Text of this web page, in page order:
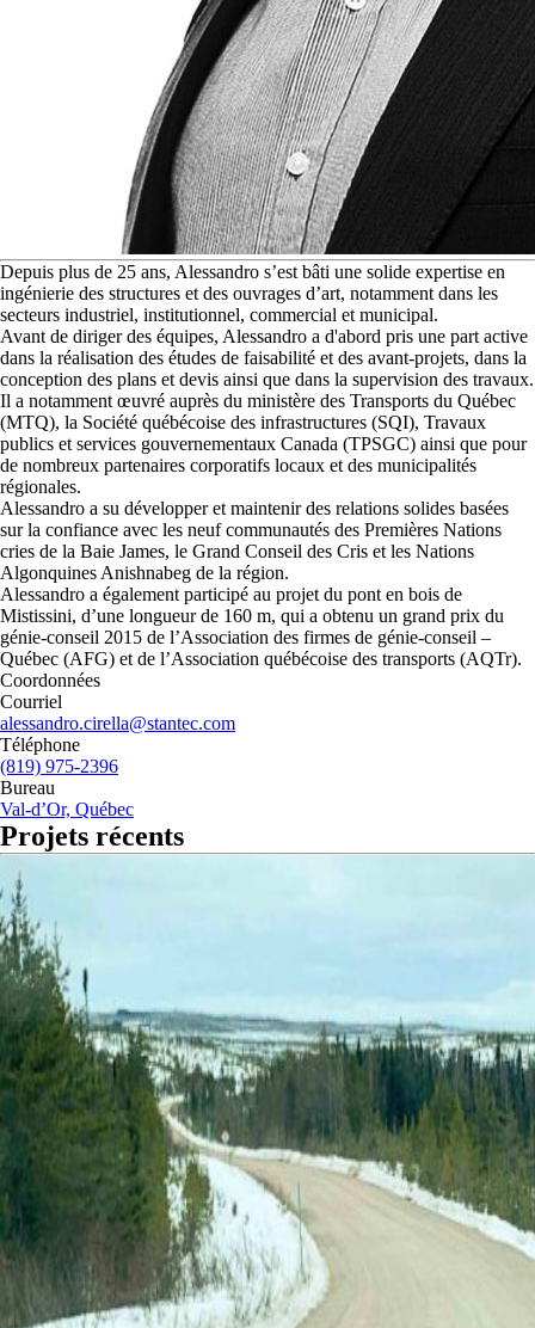
Depuis plus de 25 ans, Alessandro s’est bâti une solide expertise en
ingénierie des structures et des ouvrages d’art, notamment dans les
secteurs industriel, institutionnel, commercial et municipal.
Avant de diriger des équipes, Alessandro a d'abord pris une part active
dans la réalisation des études de faisabilité et des avant-projets, dans la
conception des plans et devis ainsi que dans la supervision des travaux.
Il a notamment œuvré auprès du ministère des Transports du Québec
(MTQ), la Société québécoise des infrastructures (SQI), Travaux
publics et services gouvernementaux Canada (TPSGC) ainsi que pour
de nombreux partenaires corporatifs locaux et des municipalités
régionales.
Alessandro a su développer et maintenir des relations solides basées
sur la confiance avec les neuf communautés des Premières Nations
cries de la Baie James, le Grand Conseil des Cris et les Nations
Algonquines Anishnabeg de la région.
Alessandro a également participé au projet du pont en bois de
Mistissini, d’une longueur de 160 m, qui a obtenu un grand prix du
génie-conseil 2015 de l’Association des firmes de génie-conseil –
Québec (AFG) et de l’Association québécoise des transports (AQTr).
Coordonnées
Courriel
alessandro.cirella@stantec.com
Téléphone
(819) 975-2396
Bureau
Val-d’Or, Québec
Projets récents